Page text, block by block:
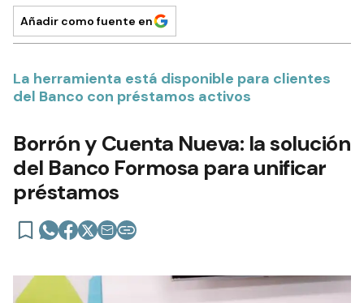
Añadir como fuente en
La herramienta está disponible para clientes
del Banco con préstamos activos
Borrón y Cuenta Nueva: la solución
del Banco Formosa para unificar
préstamos